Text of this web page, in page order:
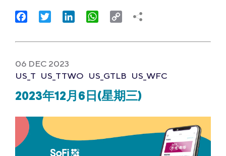
FacebookTwitter LinkedIn WhatsApp
Copy
06 DEC 2023
US_T US_TTWO US_GTLB US_WFC
2023年12月6日(星期三)